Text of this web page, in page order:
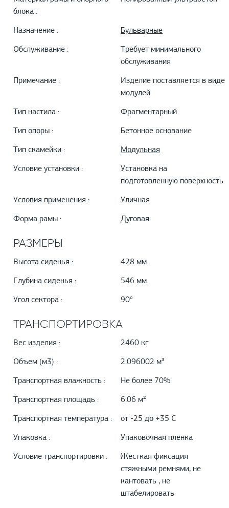
блока :
Назначение : Бульварные
Обслуживание :
Требует минимального
обслуживания
Примечание :
Изделие поставляется в виде
модулей
Тип настила : Фрагментарный
Тип опоры : Бетонное основание
Тип скамейки : Модульная
Условие установки :
Установка на
подготовленную поверхность
Условия применения : Уличная
Форма рамы : Дуговая
РАЗМЕРЫ
Высота сиденья : 428 мм.
Глубина сиденья : 546 мм.
Угол сектора : 90°
ТРАНСПОРТИРОВКА
Вес изделия : 2460 кг
Объем (м3) : 2.096002 м³
Транспортная влажность : Не более 70%
Транспортная площадь : 6.06 м²
Транспортная температура : от -25 до +35 С
Упаковка : Упаковочная пленка
Условие транспортировки :
Жесткая фиксация
стяжными ремнями, не
кантовать , не
штабелировать